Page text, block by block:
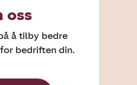
oss
å tilby bedre
bedriften din.